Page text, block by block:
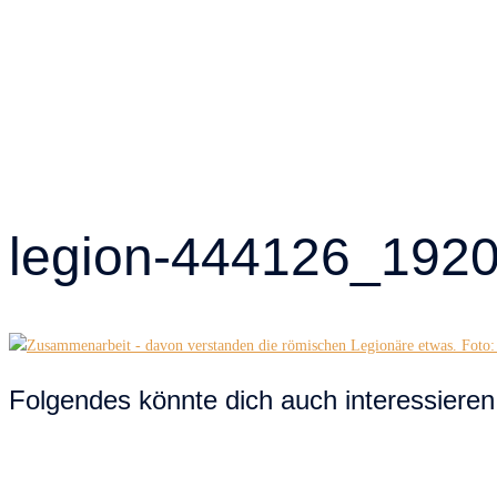
legion-
Folgendes könnte dich auch